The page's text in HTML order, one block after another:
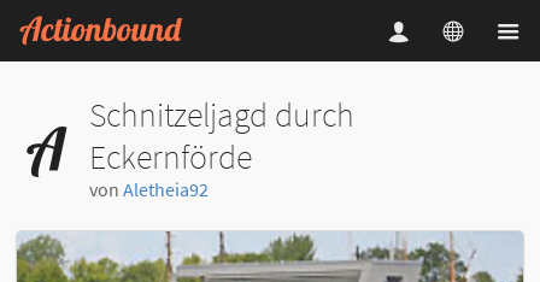
Schnitzeljagd durch
Eckernförde
von Aletheia92